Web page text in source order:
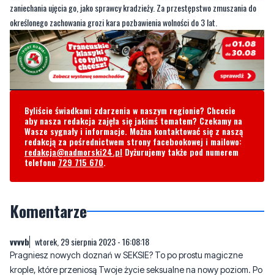
zaniechania ujęcia go, jako sprawcy kradzieży. Za przestępstwo zmuszania do
określonego zachowania grozi kara pozbawienia wolności do 3 lat.
Byliście świadkami zdarzenia w naszym regionie? Chcecie
aby nasza redakcja zajęła się jakimś tematem? Czekamy na
Wasze sygnały i informacje. Można kontaktować się z naszą
redakcją za pośrednictwem strony facebookowej i mailowo:
redakcja@nadmorski24.pl Dyżurujemy także pod numerem
telefonu 729 715 670.
Komentarze
vvvvb wtorek, 29 sierpnia 2023 - 16:08:18
Pragniesz nowych doznań w SEKSIE? To po prostu magiczne
krople, które przeniosą Twoje życie seksualne na nowy poziom. Po